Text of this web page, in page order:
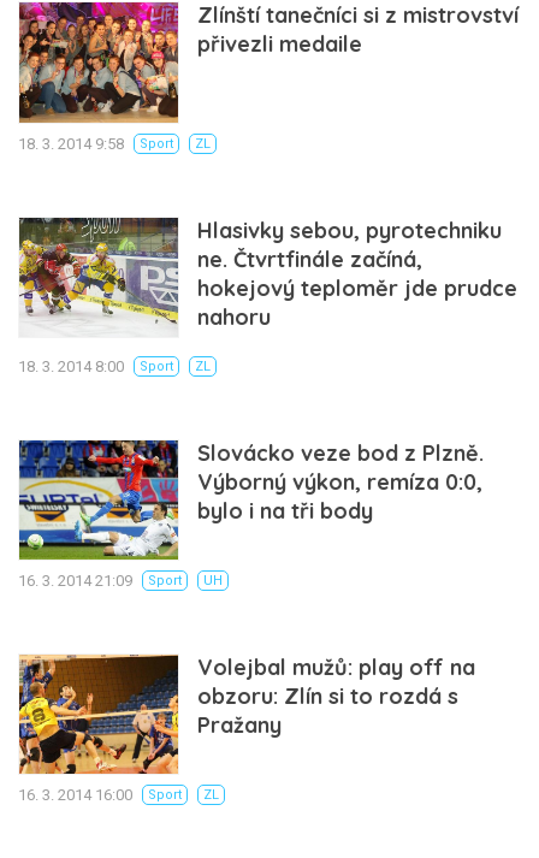
Zlínští tanečníci si z mistrovství
přivezli medaile
18. 3. 2014 9:58 Sport ZL
Hlasivky sebou, pyrotechniku
ne. Čtvrtfinále začíná,
hokejový teploměr jde prudce
nahoru
18. 3. 2014 8:00 Sport ZL
Slovácko veze bod z Plzně.
Výborný výkon, remíza 0:0,
bylo i na tři body
16. 3. 2014 21:09 Sport UH
Volejbal mužů: play off na
obzoru: Zlín si to rozdá s
Pražany
16. 3. 2014 16:00 Sport ZL